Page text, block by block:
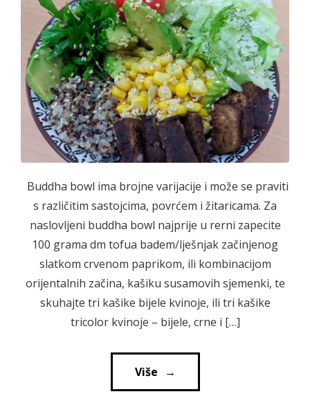
Buddha bowl ima brojne varijacije i može se praviti
s različitim sastojcima, povrćem i žitaricama. Za
naslovljeni buddha bowl najprije u rerni zapecite
100 grama dm tofua badem/lješnjak začinjenog
slatkom crvenom paprikom, ili kombinacijom
orijentalnih začina, kašiku susamovih sjemenki, te
skuhajte tri kašike bijele kvinoje, ili tri kašike
tricolor kvinoje – bijele, crne i […]
Više
→
→